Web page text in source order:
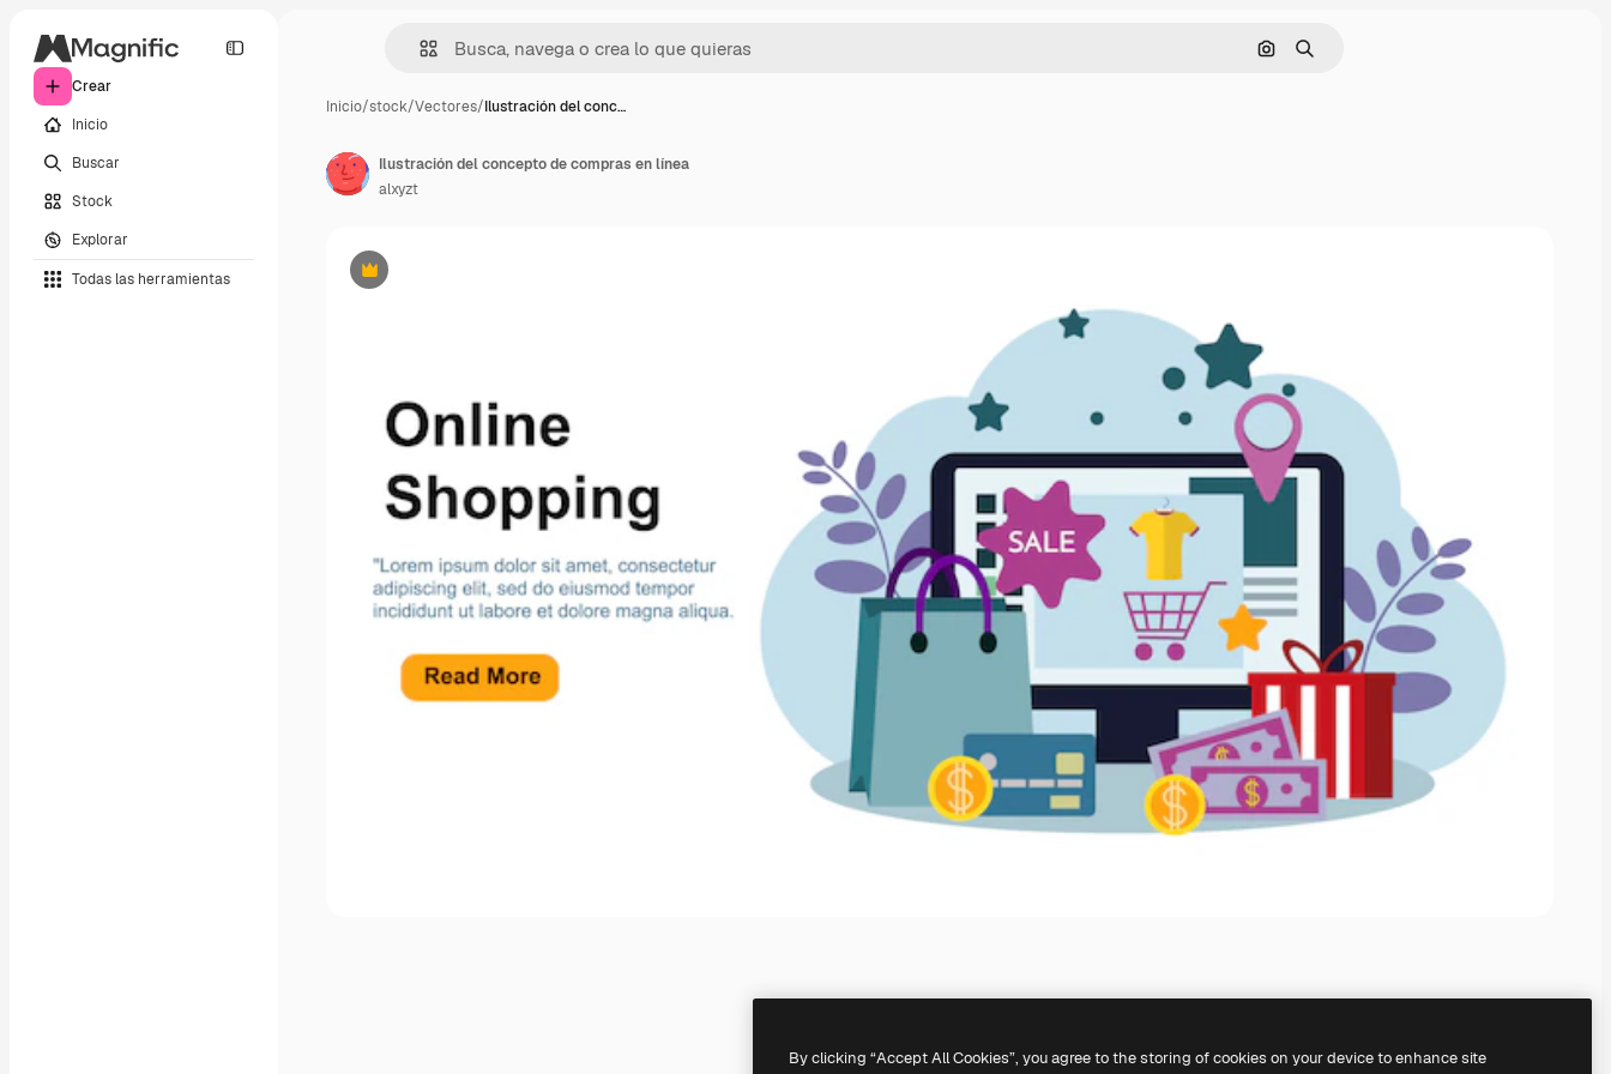
Crear
Inicio
Buscar
Stock
Explorar
Todas las herramientas
Buscar por imagen
Buscar
Inicio/stock/Vectores/Ilustración del conc…
Premium
Ilustración del concepto de compras en línea
alxyzt
By clicking “Accept All Cookies”, you agree to the storing of cookies on your device to enhance site